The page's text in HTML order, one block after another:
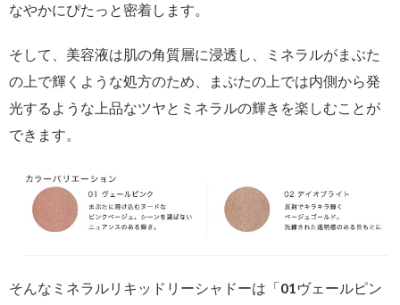
なやかにぴたっと密着します。
そして、美容液は肌の角質層に浸透し、ミネラルがまぶた
の上で輝くような処方のため、まぶたの上では内側から発
光するような上品なツヤとミネラルの輝きを楽しむことが
できます。
そんなミネラルリキッドリーシャドーは「01ヴェールピン